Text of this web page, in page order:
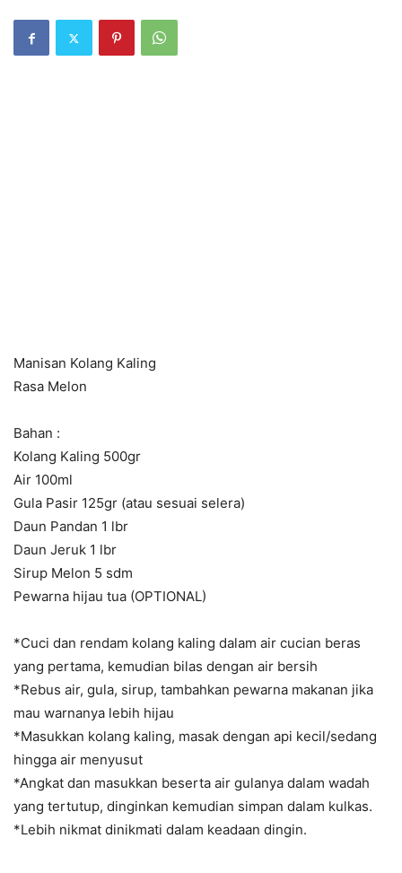
Manisan Kolang Kaling
Rasa Melon
Bahan :
Kolang Kaling 500gr
Air 100ml
Gula Pasir 125gr (atau sesuai selera)
Daun Pandan 1 lbr
Daun Jeruk 1 lbr
Sirup Melon 5 sdm
Pewarna hijau tua (OPTIONAL)
*Cuci dan rendam kolang kaling dalam air cucian beras
yang pertama, kemudian bilas dengan air bersih
*Rebus air, gula, sirup, tambahkan pewarna makanan jika
mau warnanya lebih hijau
*Masukkan kolang kaling, masak dengan api kecil/sedang
hingga air menyusut
*Angkat dan masukkan beserta air gulanya dalam wadah
yang tertutup, dinginkan kemudian simpan dalam kulkas.
*Lebih nikmat dinikmati dalam keadaan dingin.